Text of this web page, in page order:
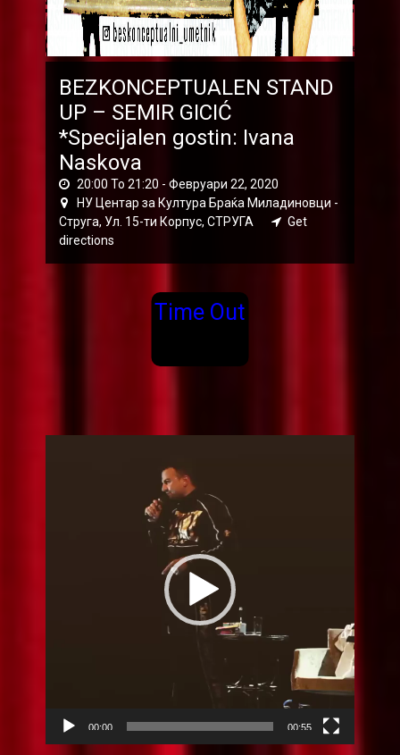
BEZKONCEPTUALEN STAND
UP – SEMIR GICIĆ
*Specijalen gostin: Ivana
Naskova
20:00 To 21:20 - Февруари 22, 2020
НУ Центар за Култура Браќа Миладиновци -
Струга, Ул. 15-ти Корпус, СТРУГА
Get
directions
Time Out
00:00 00:55